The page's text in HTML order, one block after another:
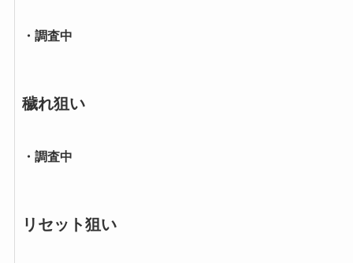
・調査中
穢れ狙い
・調査中
リセット狙い